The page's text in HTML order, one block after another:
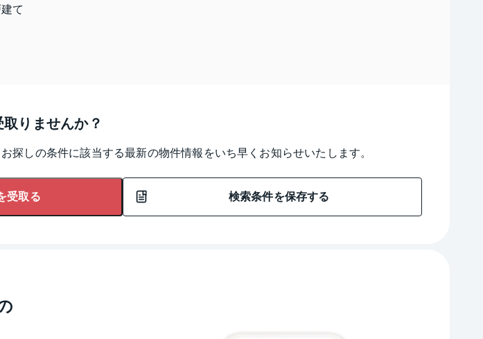
て
りませんか？
探しの条件に該当する最新の物件情報をいち早くお知らせいたします。
受取る 検索条件を保存する